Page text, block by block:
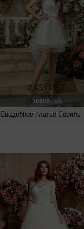
10800 руб.
Свадебное платье Сесиль